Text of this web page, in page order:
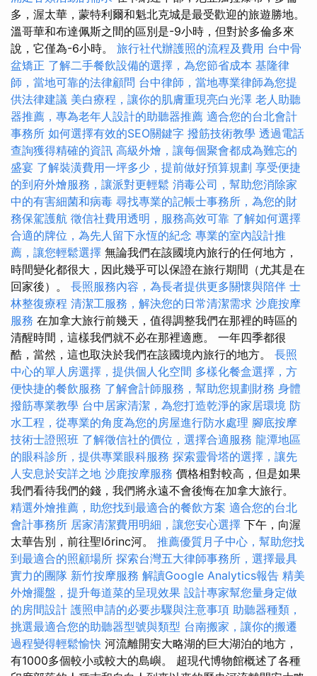
多，渥太華，蒙特利爾和魁北克城是最受歡迎的旅遊勝地。
溫哥華和布達佩斯之間的區別是-9小時，但對於多倫多來
說，它僅為-6小時。 旅行社代辦護照的流程及費用 台中骨
盆矯正 了解二手餐飲設備的選擇，為您節省成本 基隆律
師，當地可靠的法律顧問 台中律師，當地專業律師為您提
供法律建議 美白療程，讓你的肌膚重現亮白光澤 老人助聽
器推薦，專為老年人設計的助聽器推薦 適合您的台北會計
事務所 如何選擇有效的SEO關鍵字 撥筋技術教學 透過電話
查詢獲得精確的資訊 高級外燴，讓每個聚會都成為難忘的
盛宴 了解裝潢費用一坪多少，提前做好預算規劃 享受便捷
的到府外燴服務，讓派對更輕鬆 消毒公司，幫助您消除家
中的有害細菌和病毒 尋找專業的記帳士事務所，為您的財
務保駕護航 徵信社費用透明，服務高效可靠 了解如何選擇
合適的牌位，為先人留下永恆的紀念 專業的室內設計推
薦，讓您輕鬆選擇 無論我們在該國境內旅行的任何地方，
時間變化都很大，因此幾乎可以保證在旅行期間（尤其是在
回家後）。 長照服務內容，為長者提供更多關懷與陪伴 士
林整復療程 清潔工服務，解決您的日常清潔需求 沙鹿按摩
服務 在加拿大旅行前幾天，值得調整我們在那裡的時區的
清醒時間，這樣我們就不必在那裡適應。 一年四季都很
酷，當然，這也取決於我們在該國境內旅行的地方。 長照
中心的單人房選擇，提供個人化空間 多樣化餐盒選擇，方
便快捷的餐飲服務 了解會計師服務，幫助您規劃財務 身體
撥筋專業教學 台中居家清潔，為您打造乾淨的家居環境 防
水工程，從專業的角度為您的房屋進行防水處理 腳底按摩
技術士證照班 了解徵信社的價位，選擇合適服務 龍潭地區
的眼科診所，提供專業眼科服務 探索靈骨塔的選擇，讓先
人安息於安詳之地 沙鹿按摩服務 價格相對較高，但是如果
我們看待我們的錢，我們將永遠不會後悔在加拿大旅行。
精選外燴推薦，助您找到最適合的餐飲方案 適合您的台北
會計事務所 居家清潔費用明細，讓您安心選擇 下午，向渥
太華告別，前往聖lőrinc河。 推薦優質月子中心，幫助您找
到最適合的照顧場所 探索台灣五大律師事務所，選擇最具
實力的團隊 新竹按摩服務 解讀Google Analytics報告 精美
外燴擺盤，提升每道菜的呈現效果 設計專家幫您量身定做
的房間設計 護照申請的必要步驟與注意事項 助聽器種類，
挑選最適合您的助聽器型號與類型 台南搬家，讓你的搬遷
過程變得輕鬆愉快 河流離開安大略湖的巨大湖泊的地方，
有1000多個較小或較大的島嶼。 超現代博物館概述了各種